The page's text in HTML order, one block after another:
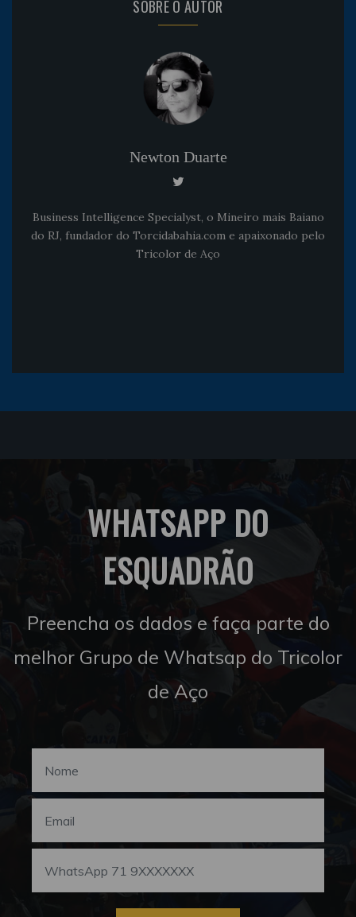
SOBRE O AUTOR
Newton Duarte
Business Intelligence Specialyst, o Mineiro mais Baiano
do RJ, fundador do Torcidabahia.com e apaixonado pelo
Tricolor de Aço
WHATSAPP DO
ESQUADRÃO
Preencha os dados e faça parte do
melhor Grupo de Whatsap do Tricolor
de Aço